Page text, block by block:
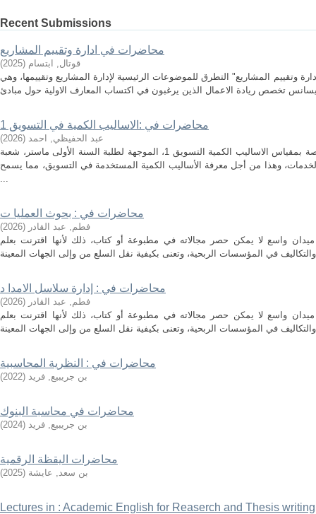
Recent Submissions
محاضرات في ادارة وتقييم المشاريع
قوتال, ابتسام (
2025
)
وتقييم المشاريع" التطرق للموضوعات الرئيسية لإدارة المشاريع وتقييمها، وهي
محاضرات في :الاساليب الكمية في التسويق 1
عبد الحفيظي, احمد (
2026
)
هذه المطبوعة هي مجموعة محاضرات خاصة بمقياس الاساليب الكمية التسويق 1، الموجهة لطلبة السنة الأولى ماستر، شعبة
وهذا من أجل معرفة الأساليب الكمية المستخدمة في التسويق، مما يسمح
...
محاضرات في : بحوث العمليا ت
فطم, عبد القادر (
2026
)
واسع لا يمكن حصر مجالاته في مطبوعة أو كتاب، ذلك لأنها اقترنت بعلم
محاضرات في : إدارة سلاسل الامدا د
فطم, عبد القادر (
2026
)
واسع لا يمكن حصر مجالاته في مطبوعة أو كتاب، ذلك لأنها اقترنت بعلم
محاضرات في : النظرية المحاسبية
بن جريبيع, فريد (
2022
)
محاضرات في محاسبة البنوك
بن جريبيع, فريد (
2024
)
محاضرات اليقظة الرقمية
بن سعد, عايشة (
2025
)
Lectures in : Academic English for Reaserch and Thesis writing